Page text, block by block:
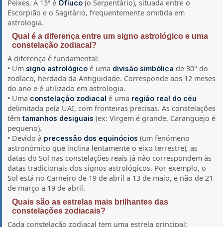
Peixes. A 13ª é Ofiuco (o Serpentário), situada entre o
Escorpião e o Sagitário, frequentemente omitida em
astrologia.
Qual é a diferença entre um signo astrológico e uma
constelação zodiacal?
A diferença é fundamental:
• Um signo astrológico é uma divisão simbólica de 30° do
zodíaco, herdada da Antiguidade. Corresponde aos 12 meses
do ano e é utilizado em astrologia.
• Uma constelação zodiacal é uma região real do céu
delimitada pela UAI, com fronteiras precisas. As constelações
têmtamanhos desiguais (ex: Virgem é grande, Caranguejo é
pequeno).
• Devido à precessão dos equinócios (um fenómeno
astronómico que inclina lentamente o eixo terrestre), as
datas do Sol nas constelações reais já não correspondem às
datas tradicionais dos signos astrológicos. Por exemplo, o
Sol está no Carneiro de 19 de abril a 13 de maio, e não de 21
de março a 19 de abril.
Quais são as estrelas mais brilhantes das
constelações zodiacais?
Cada constelação zodiacal tem uma estrela principal: